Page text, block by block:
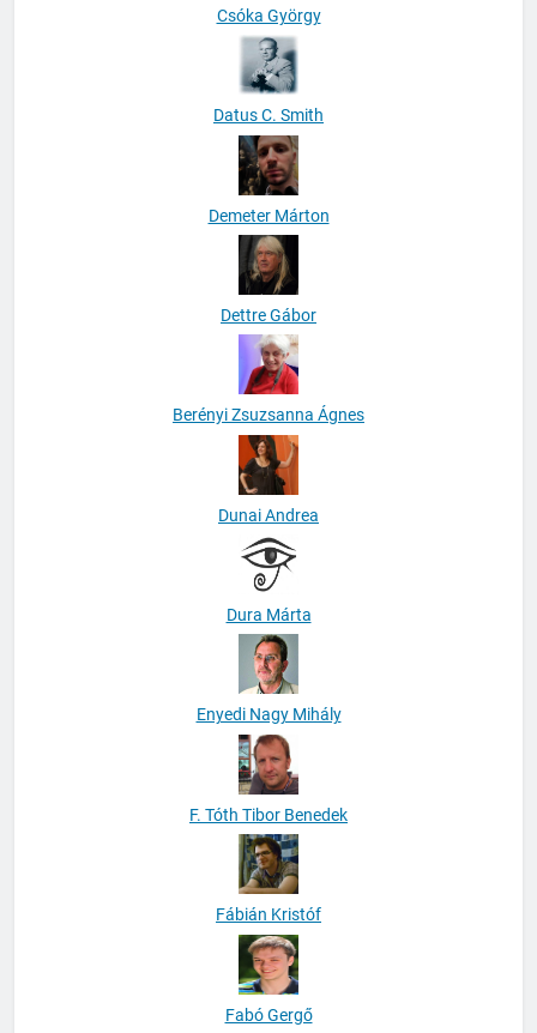
Csóka György
Datus C. Smith
Demeter Márton
Dettre Gábor
Berényi Zsuzsanna Ágnes
Dunai Andrea
Dura Márta
Enyedi Nagy Mihály
F. Tóth Tibor Benedek
Fábián Kristóf
Fabó Gergő